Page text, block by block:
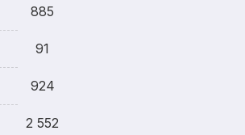
885
91
924
2 552